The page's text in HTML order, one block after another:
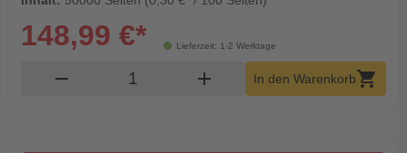
Lieferzeit: 1-2 Werktage
148,99 €*
remove Produkt Warenkorb Menge
add In den Warenkorbshopping_cart